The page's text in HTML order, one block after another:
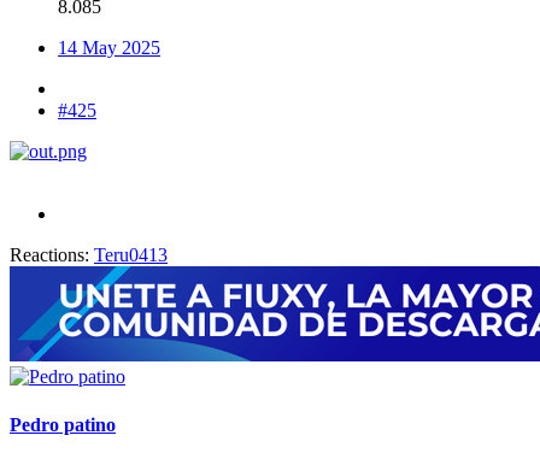
8.085
14 May 2025
#425
Reactions: Teru0413
Pedro patino